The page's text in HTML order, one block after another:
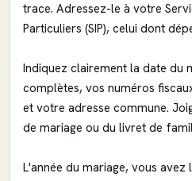
trace. Adressez-le à votre
Particuliers (SIP), celui dont
Indiquez clairement la date du
complètes, vos numéros
et votre adresse commune.
de mariage ou du livret de
L'année du mariage, vous